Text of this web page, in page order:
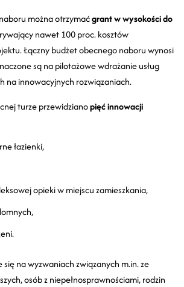
można otrzymaćgrant w wysokości do
nawet 100 proc. kosztów
Łączny budżet obecnego naboru wynosi
są na pilotażowe wdrażanie usług
na innowacyjnych rozwiązaniach.
turze przewidzianopięć innowacji
łazienki,
opieki w miejscu zamieszkania,
na wyzwaniach związanych m.in. ze
osób z niepełnosprawnościami, rodzin